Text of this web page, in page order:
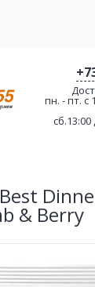
пн. - пт. с
сб.13:00
& Berry